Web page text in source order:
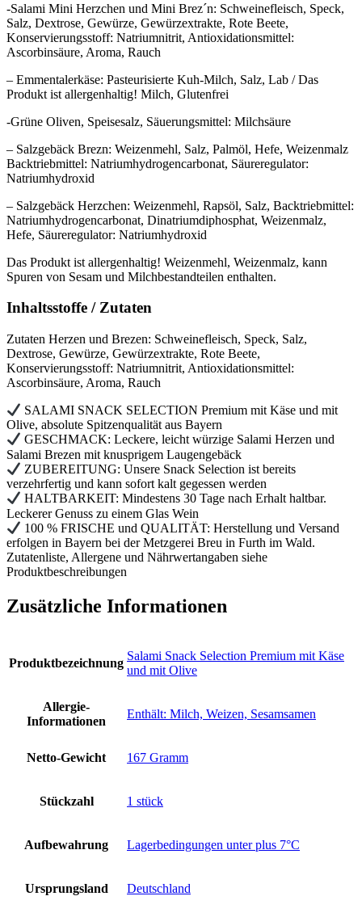
-Salami Mini Herzchen und Mini Brez´n: Schweinefleisch, Speck,
Salz, Dextrose, Gewürze, Gewürzextrakte, Rote Beete,
Konservierungsstoff: Natriumnitrit, Antioxidationsmittel:
Ascorbinsäure, Aroma, Rauch
– Emmentalerkäse: Pasteurisierte Kuh-Milch, Salz, Lab / Das
Produkt ist allergenhaltig! Milch, Glutenfrei
-Grüne Oliven, Speisesalz, Säuerungsmittel: Milchsäure
– Salzgebäck Brezn: Weizenmehl, Salz, Palmöl, Hefe, Weizenmalz
Backtriebmittel: Natriumhydrogencarbonat, Säureregulator:
Natriumhydroxid
– Salzgebäck Herzchen: Weizenmehl, Rapsöl, Salz, Backtriebmittel:
Natriumhydrogencarbonat, Dinatriumdiphosphat, Weizenmalz,
Hefe, Säureregulator: Natriumhydroxid
Das Produkt ist allergenhaltig! Weizenmehl, Weizenmalz, kann
Spuren von Sesam und Milchbestandteilen enthalten.
Inhaltsstoffe / Zutaten
Zutaten Herzen und Brezen: Schweinefleisch, Speck, Salz,
Dextrose, Gewürze, Gewürzextrakte, Rote Beete,
Konservierungsstoff: Natriumnitrit, Antioxidationsmittel:
Ascorbinsäure, Aroma, Rauch
SALAMI SNACK SELECTION Premium mit Käse und mit
Olive, absolute Spitzenqualität aus Bayern
GESCHMACK: Leckere, leicht würzige Salami Herzen und
Salami Brezen mit knusprigem Laugengebäck
ZUBEREITUNG: Unsere Snack Selection ist bereits
verzehrfertig und kann sofort kalt gegessen werden
HALTBARKEIT: Mindestens 30 Tage nach Erhalt haltbar.
Leckerer Genuss zu einem Glas Wein
100 % FRISCHE und QUALITÄT: Herstellung und Versand
erfolgen in Bayern bei der Metzgerei Breu in Furth im Wald.
Zutatenliste, Allergene und Nährwertangaben siehe
Produktbeschreibungen
Zusätzliche Informationen
Produktbezeichnung
‎Salami Snack Selection Premium mit Käse
und mit Olive
Allergie-
Informationen
‎Enthält: Milch, Weizen, Sesamsamen
Netto-Gewicht ‎167 Gramm
Stückzahl ‎1 stück
Aufbewahrung ‎Lagerbedingungen unter plus 7°C
Ursprungsland ‎Deutschland